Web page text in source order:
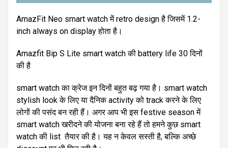
AmazFit Neo smart watch में retro design है जिसमें 1.2-
inch always on display होता है।
Amazfit Bip S Lite smart watch की battery life 30 दिनों
की है
smart watch का क्रेज इन दिनों बहुत बढ़ गया है। smart watch
stylish look के लिए या दैनिक activity को track करने के लिए
लोगों की पसंद बन रही हैं। अगर आप भी इस festive season में
smart watch खरीदने की योजना बना रहे हैं तो हमने कुछ smart
watch की list तैयार की है। यह न केवल सस्ती है, बल्कि अच्छे